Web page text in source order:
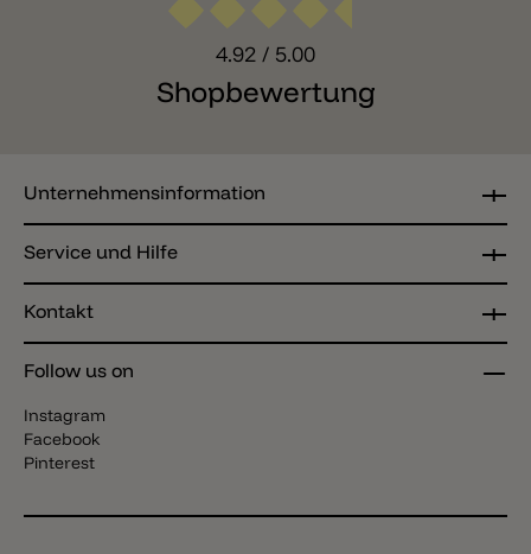
4.92 / 5.00
Shopbewertung
Follow us on
Instagram
Facebook
Pinterest
Kontakt
Unternehmensinformation
Service und Hilfe